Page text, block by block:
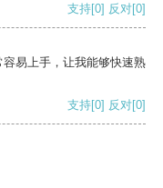
支持[0] 反对[0]
易上手，让我能够快速熟
支持[0] 反对[0]